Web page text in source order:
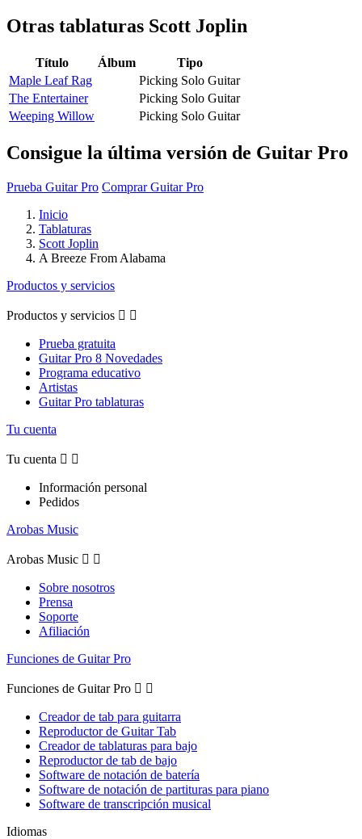
Otras tablaturas Scott Joplin
Título Álbum
Tipo
Maple Leaf Rag
Picking Solo Guitar
The Entertainer
Picking Solo Guitar
Weeping Willow
Picking Solo Guitar
Consigue la última versión de Guitar Pro
Prueba Guitar Pro Comprar Guitar Pro
Inicio
Tablaturas
Scott Joplin
A Breeze From Alabama
Productos y servicios
Productos y servicios  
Prueba gratuita
Guitar Pro 8 Novedades
Programa educativo
Artistas
Guitar Pro tablaturas
Tu cuenta
Tu cuenta  
Información personal
Pedidos
Arobas Music
Arobas Music  
Sobre nosotros
Prensa
Soporte
Afiliación
Funciones de Guitar Pro
Funciones de Guitar Pro  
Creador de tab para guitarra
Reproductor de Guitar Tab
Creador de tablaturas para bajo
Reproductor de tab de bajo
Software de notación de batería
Software de notación de partituras para piano
Software de transcripción musical
Idiomas